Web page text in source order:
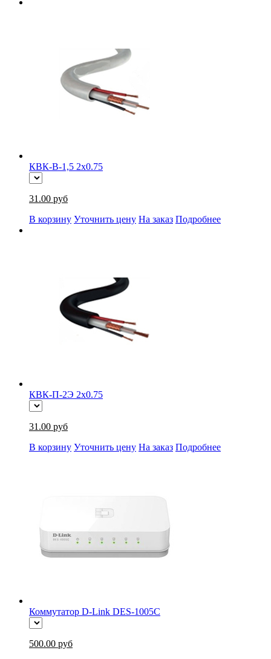
КВК-В-1,5 2x0.75
31.00 руб
В корзину Уточнить цену На заказ Подробнее
КВК-П-2Э 2x0.75
31.00 руб
В корзину Уточнить цену На заказ Подробнее
Коммутатор D-Link DES-1005C
500.00 руб